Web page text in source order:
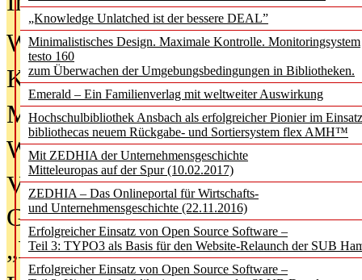
„Knowledge Unlatched ist der bessere DEAL”
Minimalistisches Design. Maximale Kontrolle. Monitoringsystem
testo 160
zum Überwachen der Umgebungsbedingungen in Bibliotheken.
Emerald – Ein Familienverlag mit weltweiter Auswirkung
Hochschulbibliothek Ansbach als erfolgreicher Pionier im
bibliothecas neuem Rückgabe- und Sortiersystem flex AMH™
Mit ZEDHIA der Unternehmensgeschichte
Mitteleuropas auf der Spur (10.02.2017)
ZEDHIA – Das Onlineportal für Wirtschafts-
und Unternehmensgeschichte (22.11.2016)
Erfolgreicher Einsatz von Open Source Software –
Teil 3: TYPO3 als Basis für den Website-Relaunch der SUB
Erfolgreicher Einsatz von Open Source Software –
Was Hochschul­bibliotheken von
Kinder in der digitalen Welt
Metadaten als Infrastruktur
Wenn Bots katalogisieren
Von Abschlusskleidern bis
Geisterjagd-Ausrüstung in der
„Library of Things“ unterwegs